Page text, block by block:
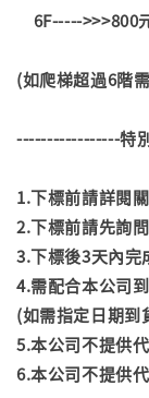
6F----->>>800
(如爬梯超過6階
-----------------特
1.下標前請詳閱
2.下標前請先詢問
3.下標後3天內完
4.需配合本公司
(如需指定日期到
5.本公司不提供
6.本公司不提供